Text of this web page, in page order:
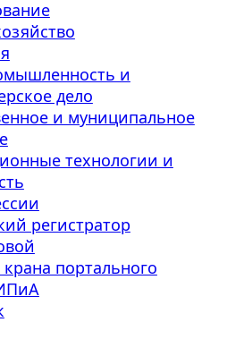
и
дело
и муниципальное
технологии и
регистратор
портального